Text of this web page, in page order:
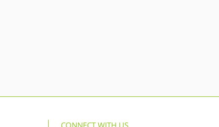
CONNECT WITH US